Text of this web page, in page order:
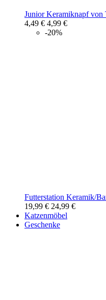
Junior Keramiknapf
4,49 € 4,99 €
-20%
Futterstation Keramik/
19,99 € 24,99 €
Katzenmöbel
Geschenke